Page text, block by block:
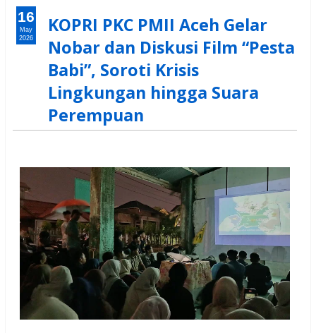
KOPRI PKC PMII Aceh Gelar
Nobar dan Diskusi Film “Pesta
Babi”, Soroti Krisis
Lingkungan hingga Suara
Perempuan
16
May
2026